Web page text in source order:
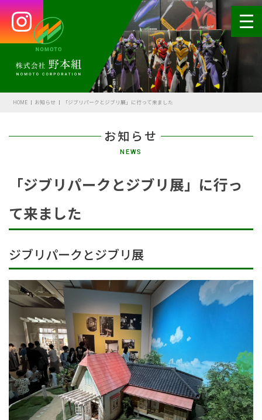
お知らせ
NEWS
HOME お知らせ 「ジブリパークとジブリ展」に行って来ました
「ジブリパークとジブリ展」に行っ
て来ました
ジブリパークとジブリ展
HOME
代表あいさつ
会社概要・沿革
受賞歴
アクセス
事業内容
土木部門
建築部門
融雪部門
アグリ事業部
お知らせ